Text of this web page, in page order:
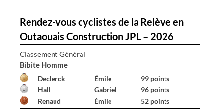
s
Rendez-vous cyclistes de la Relève en
Outaouais Construction JPL – 2026
Classement Général
Bibite Homme
Declerck Émile
99 points
Hall
Gabriel
96 points
Renaud
Émile 52 points